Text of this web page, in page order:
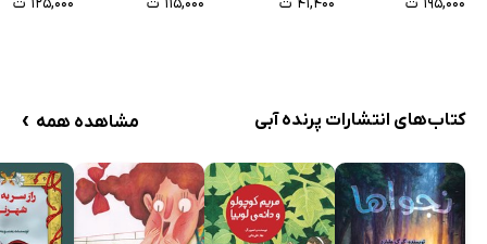
کتاب‌های انتشارات پرنده آبی مشاهده همه ›